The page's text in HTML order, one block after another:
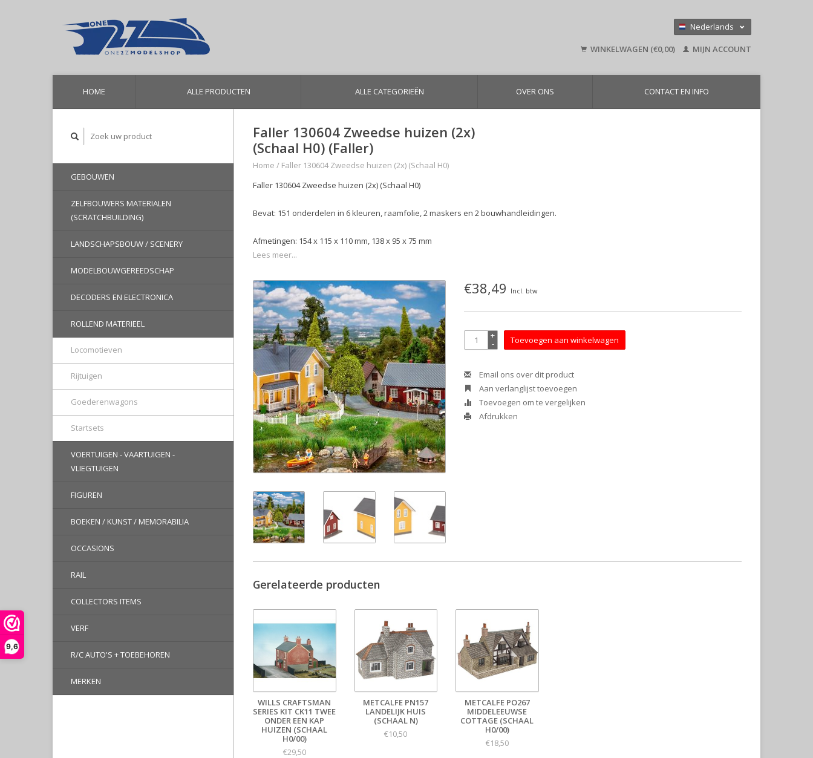
9,6
Nederlands
English
WINKELWAGEN (€0,00) MIJN ACCOUNT
HOME ALLE PRODUCTEN ALLE CATEGORIEËN OVER ONS CONTACT EN INFO
GEBOUWEN
ZELFBOUWERS MATERIALEN
(SCRATCHBUILDING)
LANDSCHAPSBOUW / SCENERY
MODELBOUWGEREEDSCHAP
DECODERS EN ELECTRONICA
ROLLEND MATERIEEL
Locomotieven
Rijtuigen
Goederenwagons
Startsets
VOERTUIGEN - VAARTUIGEN -
VLIEGTUIGEN
FIGUREN
BOEKEN / KUNST / MEMORABILIA
OCCASIONS
RAIL
COLLECTORS ITEMS
VERF
R/C AUTO'S + TOEBEHOREN
MERKEN
Faller 130604 Zweedse huizen (2x)
(Schaal H0) (Faller)
Home / Faller 130604 Zweedse huizen (2x) (Schaal H0)
Faller 130604 Zweedse huizen (2x) (Schaal H0)
Bevat: 151 onderdelen in 6 kleuren, raamfolie, 2 maskers en 2 bouwhandleidingen.
Afmetingen: 154 x 115 x 110 mm, 138 x 95 x 75 mm
Lees meer...
€38,49 Incl. btw
+
- Toevoegen aan winkelwagen
Email ons over dit product
Aan verlanglijst toevoegen
Toevoegen om te vergelijken
Afdrukken
Gerelateerde producten
WILLS CRAFTSMAN
SERIES KIT CK11 TWEE
ONDER EEN KAP
HUIZEN (SCHAAL
H0/00)
€29,50
METCALFE PN157
LANDELIJK HUIS
(SCHAAL N)
€10,50
METCALFE PO267
MIDDELEEUWSE
COTTAGE (SCHAAL
H0/00)
€18,50